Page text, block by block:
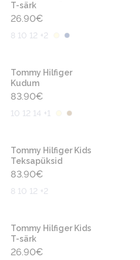
T-särk
26.90€
8 10 12 +2
Tommy Hilfiger
Kudum
83.90€
10 12 14 +1
Tommy Hilfiger Kids
Teksapüksid
83.90€
8 10 12 +2
Tommy Hilfiger Kids
T-särk
26.90€